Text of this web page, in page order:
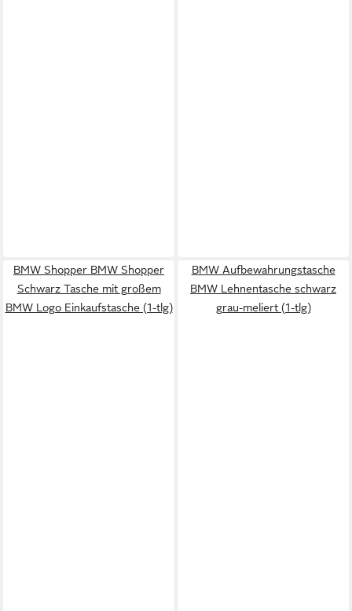
BMW Shopper BMW Shopper
Schwarz Tasche mit großem
BMW Logo Einkaufstasche (1-tlg)
BMW Aufbewahrungstasche
BMW Lehnentasche schwarz
grau-meliert (1-tlg)